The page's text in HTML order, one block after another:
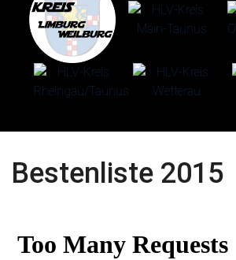
Bestenliste 2015